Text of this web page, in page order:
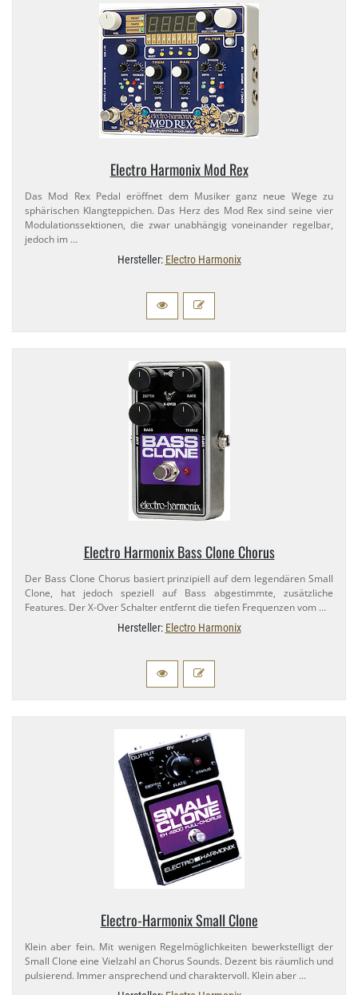
Electro Harmonix Mod Rex
Das Mod Rex Pedal eröffnet dem Musiker ganz neue Wege zu
sphärischen Klangteppichen. Das Herz des Mod Rex sind seine vier
Modulationssektionen, die zwar unabhängig voneinander regelbar,
jedoch im …
Hersteller: Electro Harmonix
Electro Harmonix Bass Clone Chorus
Der Bass Clone Chorus basiert prinzipiell auf dem legendären Small
Clone, hat jedoch speziell auf Bass abgestimmte, zusätzliche
Features. Der X-​Over Schalter entfernt die tiefen Frequenzen vom …
Hersteller: Electro Harmonix
Electro-​Harmonix Small Clone
Klein aber fein. Mit wenigen Regelmöglichkeiten bewerkstelligt der
Small Clone eine Vielzahl an Chorus Sounds. Dezent bis räumlich und
pulsierend. Immer ansprechend und charaktervoll. Klein aber …